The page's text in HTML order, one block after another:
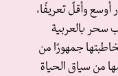
أوسع وأقلّ تعريفًا،
سحر بالعربية
جمهورًا من
من سياق الحياة